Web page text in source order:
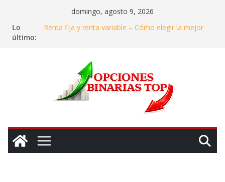
contenido
domingo, agosto 9, 2026
Lo
último:
Renta fija y renta variable – Cómo elegir la mejor
Dónde y en qué invertir en 2025: Mi experiencia
para asegurar ganancias
Cómo identificar y evitar estafas en el mundo de las
opciones binarias
La gestión de riesgos en las inversiones: Cómo